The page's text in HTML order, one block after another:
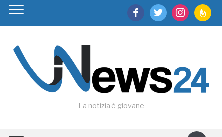
facebooktwitter instagram
La notizia è giovane